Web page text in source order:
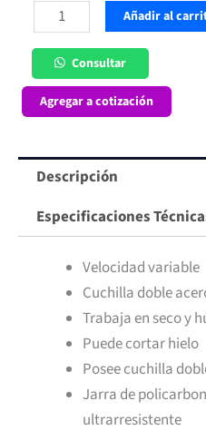
Licuadora
2
Maigas
cantidad
Añadir al
Consultar
Agregar a cotización
Descripción
Especificaciones
Velocidad variable
Cuchilla doble
Trabaja en seco y
Puede cortar hielo
Posee cuchilla
Jarra de
ultrarresistente